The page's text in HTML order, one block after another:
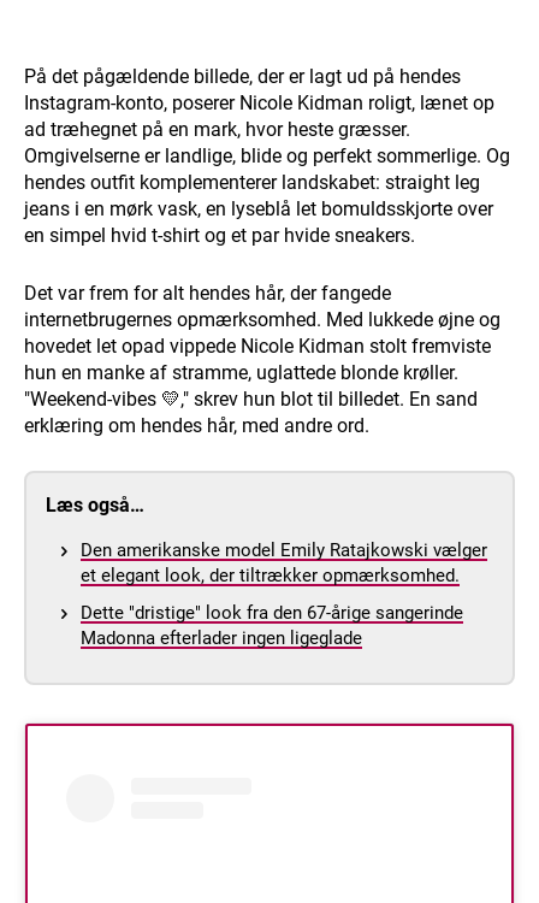
På det pågældende billede, der er lagt ud på hendes
Instagram-konto, poserer Nicole Kidman roligt, lænet op
ad træhegnet på en mark, hvor heste græsser.
Omgivelserne er landlige, blide og perfekt sommerlige. Og
hendes outfit komplementerer landskabet: straight leg
jeans i en mørk vask, en lyseblå let bomuldsskjorte over
en simpel hvid t-shirt og et par hvide sneakers.
Det var frem for alt hendes hår, der fangede
internetbrugernes opmærksomhed. Med lukkede øjne og
hovedet let opad vippede Nicole Kidman stolt fremviste
hun en manke af stramme, uglattede blonde krøller.
"Weekend-vibes 💛," skrev hun blot til billedet. En sand
erklæring om hendes hår, med andre ord.
Læs også…
Den amerikanske model Emily Ratajkowski vælger
et elegant look, der tiltrækker opmærksomhed.
Dette "dristige" look fra den 67-årige sangerinde
Madonna efterlader ingen ligeglade